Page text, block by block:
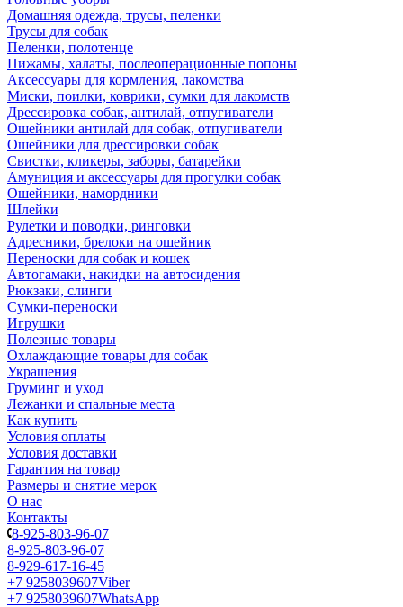
Домашняя одежда, трусы, пеленки
Трусы для собак
Пеленки, полотенце
Пижамы, халаты, послеоперационные попоны
Аксессуары для кормления, лакомства
Миски, поилки, коврики, сумки для лакомств
Дрессировка собак, антилай, отпугиватели
Ошейники антилай для собак, отпугиватели
Ошейники для дрессировки собак
Свистки, кликеры, заборы, батарейки
Амуниция и аксессуары для прогулки собак
Ошейники, намордники
Шлейки
Рулетки и поводки, ринговки
Адресники, брелоки на ошейник
Переноски для собак и кошек
Автогамаки, накидки на автосидения
Рюкзаки, слинги
Сумки-переноски
Игрушки
Полезные товары
Охлаждающие товары для собак
Украшения
Груминг и уход
Лежанки и спальные места
Как купить
Условия оплаты
Условия доставки
Гарантия на товар
Размеры и снятие мерок
О нас
Контакты
8-925-803-96-07
8-925-803-96-07
8-929-617-16-45
+7 9258039607Viber
+7 9258039607WhatsApp